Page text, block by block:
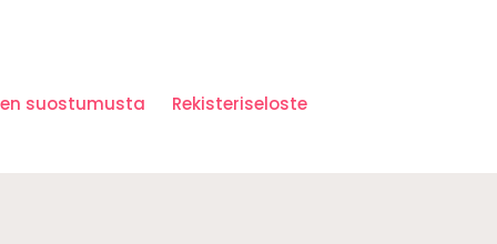
suostumusta Rekisteriseloste